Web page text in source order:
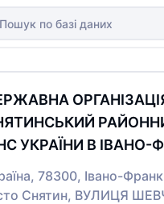
УКРАЇНИ В ІВАНО-
78300, Івано-
Снятин, ВУЛИЦЯ